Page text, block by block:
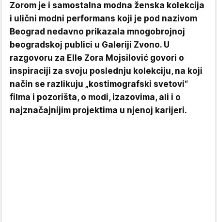
Zorom je i samostalna modna ženska kolekcija
i ulični modni performans koji je pod nazivom
Beograd nedavno prikazala mnogobrojnoj
beogradskoj publici u Galeriji Zvono. U
razgovoru za Elle Zora Mojsilović govori o
inspiraciji za svoju poslednju kolekciju, na koji
način se razlikuju „kostimografski svetovi“
filma i pozorišta, o modi, izazovima, ali i o
najznačajnijim projektima u njenoj karijeri.